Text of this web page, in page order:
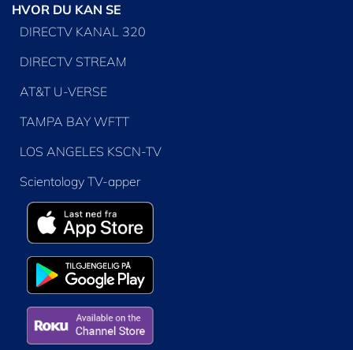
HVOR DU KAN SE
DIRECTV KANAL 320
DIRECTV STREAM
AT&T U-VERSE
TAMPA BAY WFTT
LOS ANGELES KSCN-TV
Scientology TV-apper